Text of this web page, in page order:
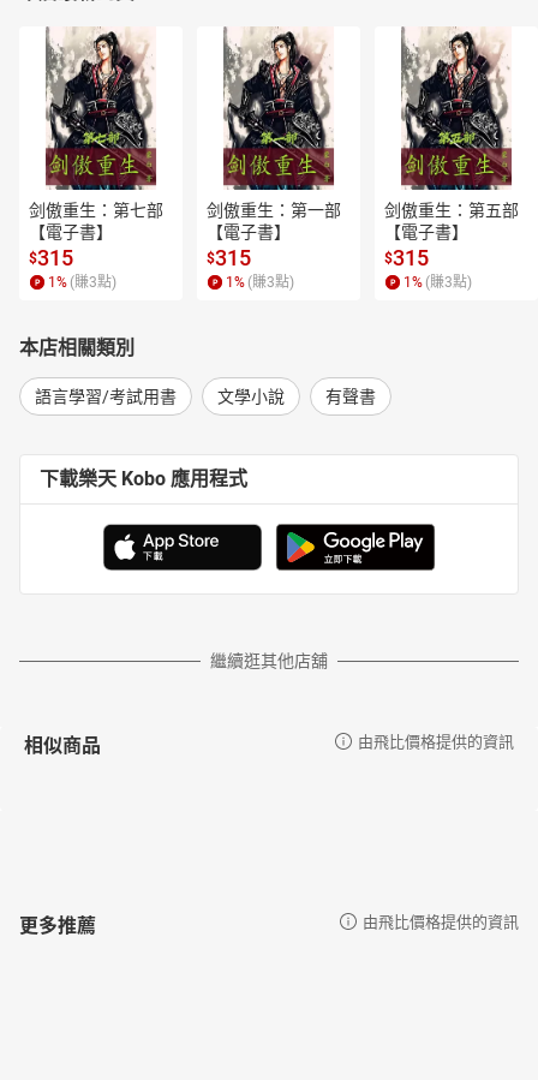
剑傲重生：第七部
【電子書】
$315
1 % (賺3點)
剑傲重生：第一部
【電子書】
$315
1 % (賺3點)
剑傲重生：第五部
【電子書】
$315
1 % (賺3點)
本店相關類別
語言學習/考試用書 文學小說 有聲書
下載樂天 Kobo 應用程式
繼續逛其他店舖
相似商品 由飛比價格提供的資訊
更多推薦 由飛比價格提供的資訊